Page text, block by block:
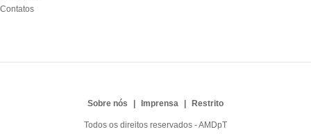
Contatos
Sobre nós Imprensa Restrito
Todos os direitos reservados - AMDpT